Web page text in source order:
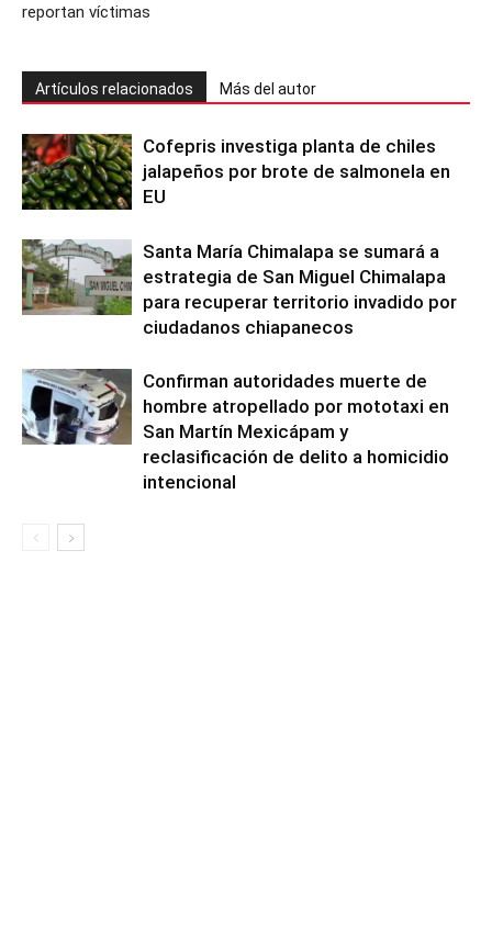
reportan víctimas
Artículos relacionados Más del autor
Cofepris investiga planta de chiles
jalapeños por brote de salmonela en
EU
Santa María Chimalapa se sumará a
estrategia de San Miguel Chimalapa
para recuperar territorio invadido por
ciudadanos chiapanecos
Confirman autoridades muerte de
hombre atropellado por mototaxi en
San Martín Mexicápam y
reclasificación de delito a homicidio
intencional